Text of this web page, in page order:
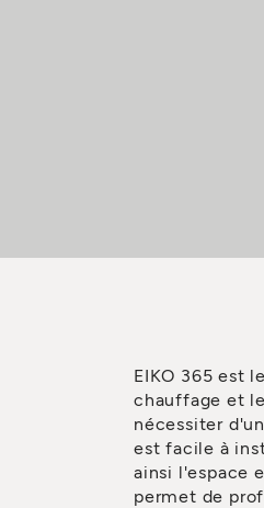
EIKO 365 est
chauffage et
nécessiter
est facile à
ainsi l'espace
permet de